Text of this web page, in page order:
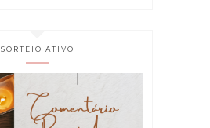
SORTEIO ATIVO